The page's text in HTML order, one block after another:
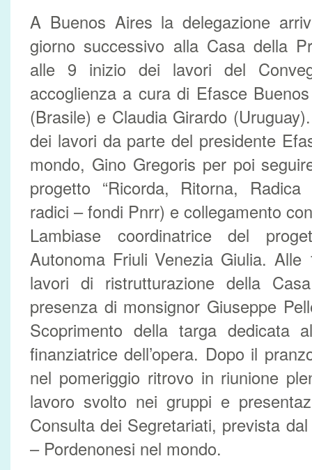
A Buenos Aires la delegazione
giorno successivo alla Casa della
alle 9 inizio dei lavori del
accoglienza a cura di Efasce
(Brasile) e Claudia Girardo
dei lavori da parte del presidente
mondo, Gino Gregoris per poi
progetto “Ricorda, Ritorna,
radici – fondi Pnrr) e collegamento
Lambiase coordinatrice del
Autonoma Friuli Venezia Giulia. Alle
lavori di ristrutturazione della
presenza di monsignor Giuseppe
Scoprimento della targa dedicata
finanziatrice dell’opera. Dopo il
nel pomeriggio ritrovo in riunione
lavoro svolto nei gruppi e
Consulta dei Segretariati, prevista
– Pordenonesi nel mondo.